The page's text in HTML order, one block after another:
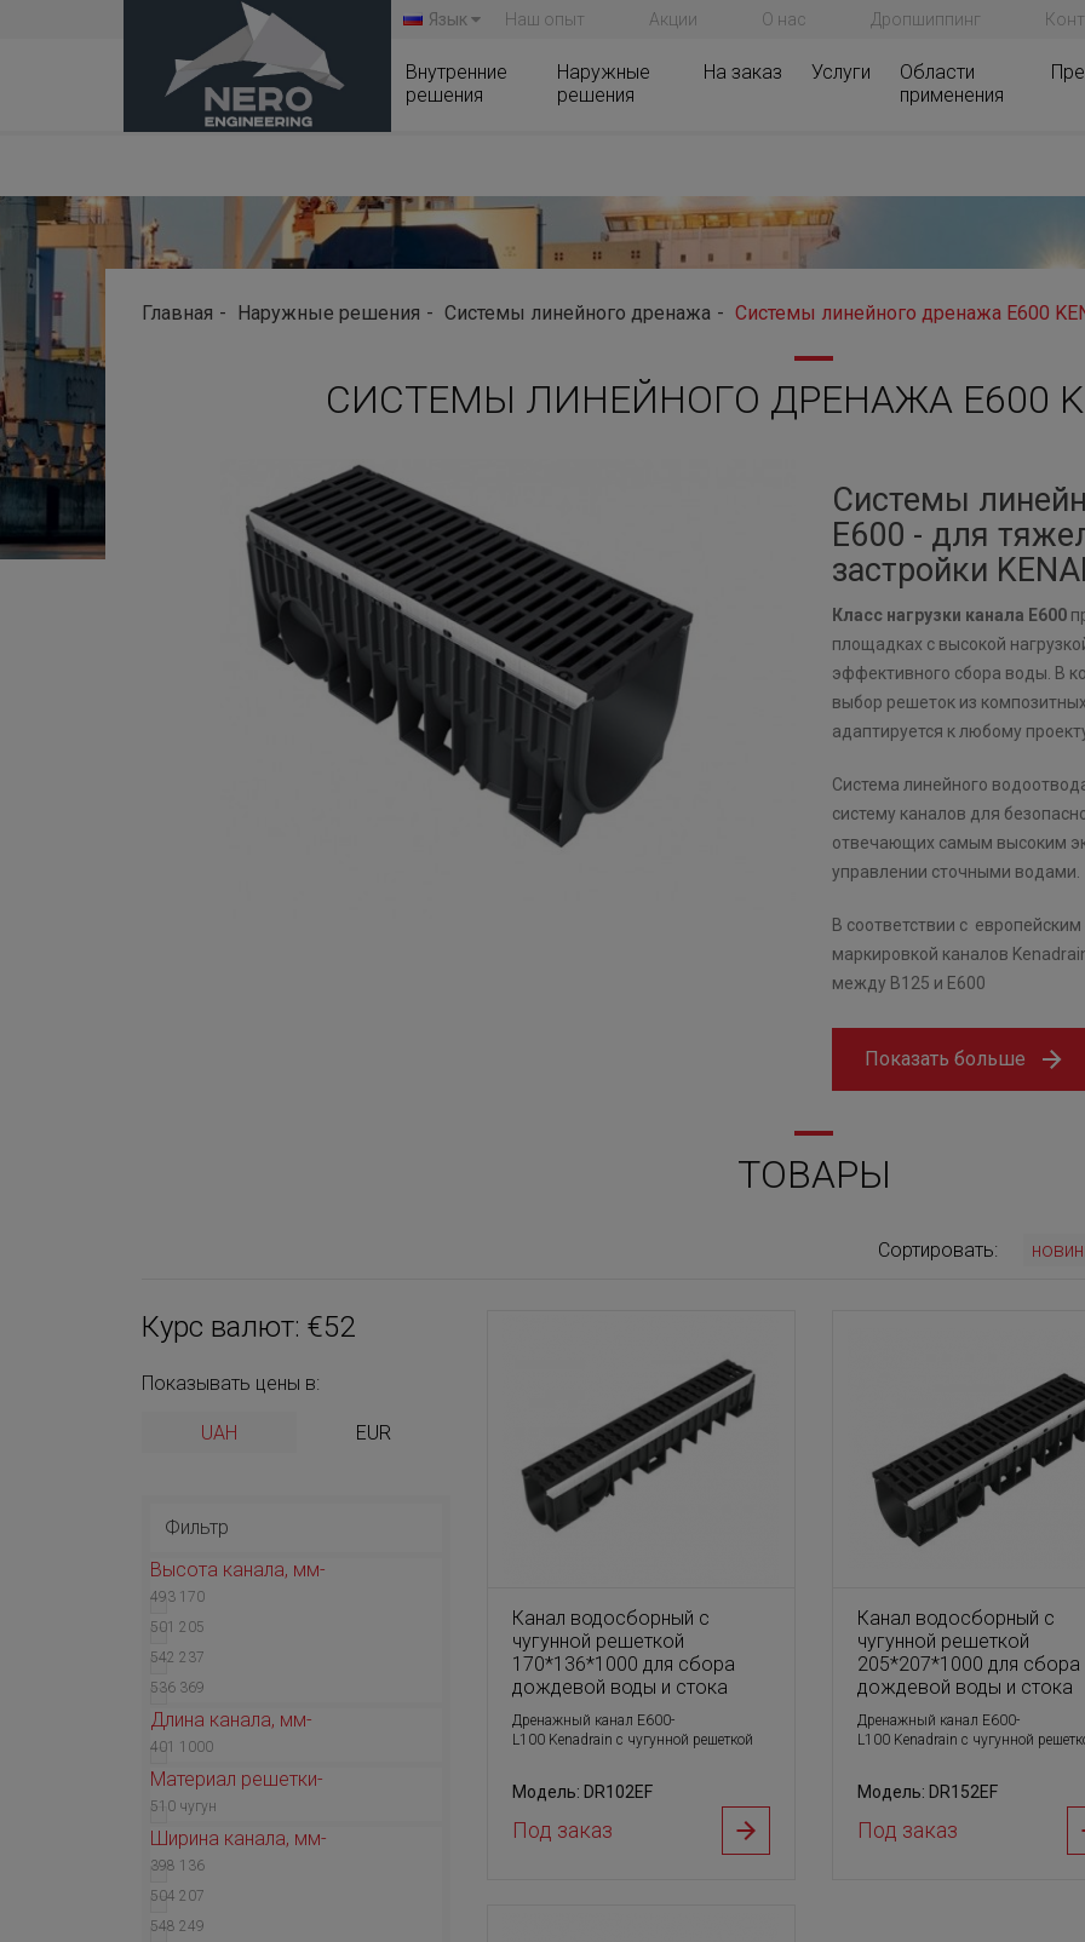
Язык Наш опыт Акции О нас Дропшиппинг
Внутренние
решения
Наружные
решения
На заказ Услуги
Области
применения
Главная Наружные решения Системы линейного дренажа Системы линейного дренажа E600
СИСТЕМЫ ЛИНЕЙНОГО ДРЕНАЖА E600
Системы
E600 - для
застройки
Класс нагрузки канала E600
площадках с высокой
эффективного сбора воды. В
выбор решеток из
адаптируется к любому
Система линейного
систему каналов для
отвечающих самым высоким
управлении сточными водами.
В соответствии с
маркировкой каналов
между B125 и E600
Показать больше
ТОВАРЫ
Сортировать:
Курс валют: €52
Показывать цены в:
UAH EUR
Фильтр
Высота канала, мм
493 170
501 205
542 237
536 369
Длина канала, мм
401 1000
Материал решетки
510 чугун
Ширина канала, мм
398 136
504 207
548 249
Канал водосборный с
чугунной решеткой
170*136*1000 для сбора
дождевой воды и стока
Дренажный канал E600-
L100 Kenadrain с чугунной решеткой
Модель: DR102EF
Под заказ
Канал водосборный с
чугунной решеткой
205*207*1000 для сбора
дождевой воды и стока
Дренажный канал E600-
L100 Kenadrain с чугунной
Модель: DR152EF
Под заказ